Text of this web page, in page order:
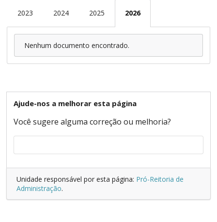
2023 2024 2025 2026
Nenhum documento encontrado.
Ajude-nos a melhorar esta página
Você sugere alguma correção ou melhoria?
Unidade responsável por esta página: Pró-Reitoria de
Administração.